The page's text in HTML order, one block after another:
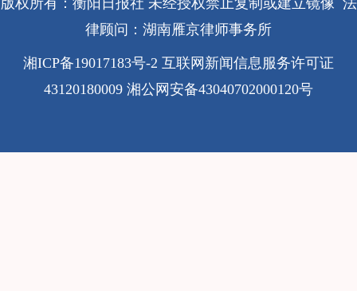
律顾问：湖南雁京律师事务所
湘ICP备19017183号-2 互联网新闻信息服务许可证
43120180009 湘公网安备43040702000120号